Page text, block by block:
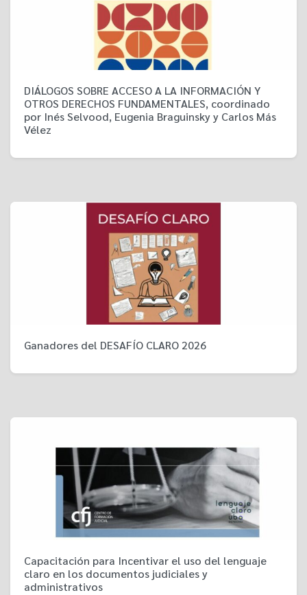
DIÁLOGOS SOBRE ACCESO A LA INFORMACIÓN Y
OTROS DERECHOS FUNDAMENTALES, coordinado
por Inés Selvood, Eugenia Braguinsky y Carlos Más
Vélez
Ganadores del DESAFÍO CLARO 2026
Capacitación para Incentivar el uso del lenguaje
claro en los documentos judiciales y
administrativos